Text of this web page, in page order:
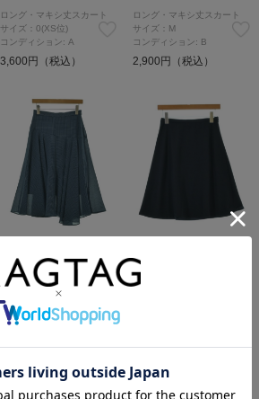
ロング・マキシ丈スカート
サイズ：0(XS位)
コンディション: A
3,600円（税込）
ロング・マキシ丈スカート
サイズ：M
コンディション: B
2,900円（税込）
ロング・マキシ丈スカート
サイズ：2(M位)
コンディション: A
3,600円（税込）
ひざ丈スカート
サイズ：2(M位)